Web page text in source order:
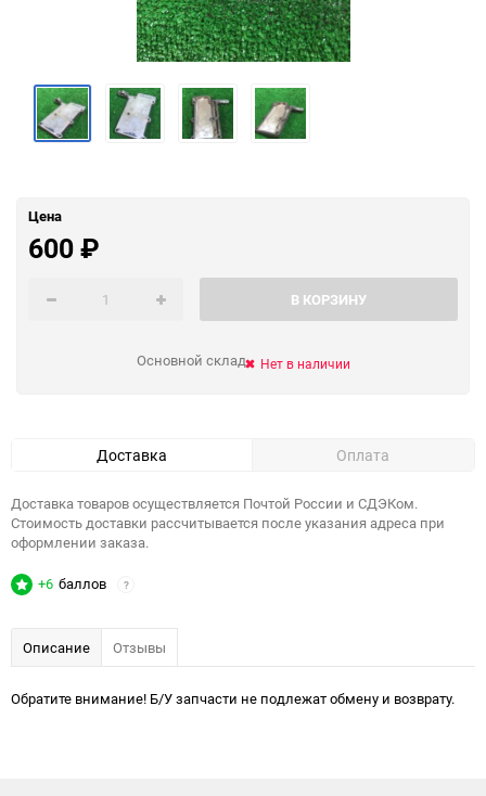
Цена
600₽
В КОРЗИНУ
Основной склад Нет в наличии
Доставка Оплата
Доставка товаров осуществляется Почтой России и СДЭКом.
Стоимость доставки рассчитывается после указания адреса при
оформлении заказа.
+6 баллов ?
Описание Отзывы
Обратите внимание! Б/У запчасти не подлежат обмену и возврату.